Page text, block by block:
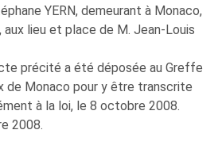
YERN, demeurant à Monaco,
aux lieu et place de M. Jean-Louis
précité a été déposée au Greffe
de Monaco pour y être transcrite
à la loi, le 8 octobre 2008.
2008.